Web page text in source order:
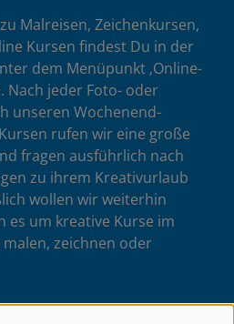
Malreisen, Zeichenkursen,
Kursen findest Du in der
dem Menüpunkt ‚Online-
Nach jeder Foto- oder
unseren Wochenend-
rufen wir eine große
fragen ausführlich nach
zu ihrem Kreativurlaub
wollen wir weiterhin
es um kreative Kurse im
zeichnen oder